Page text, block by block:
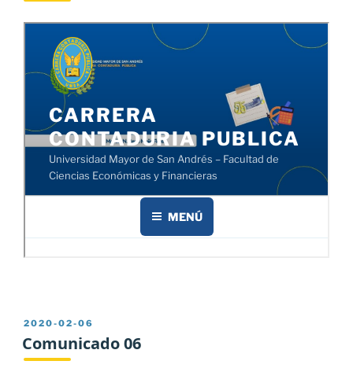
PUBLICADO
EL
2020-02-06
Comunicado 06